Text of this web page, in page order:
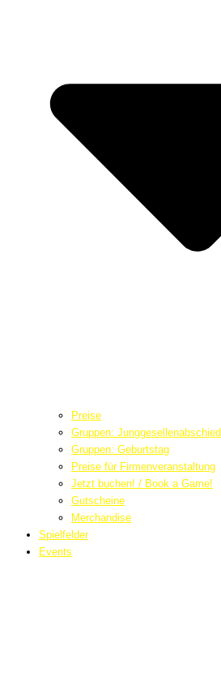
Preise
Gruppen: Junggesellenabschied
Gruppen: Geburtstag
Preise für Firmenveranstaltung
Jetzt buchen! / Book a Game!
Gutscheine
Merchandise
Spielfelder
Events